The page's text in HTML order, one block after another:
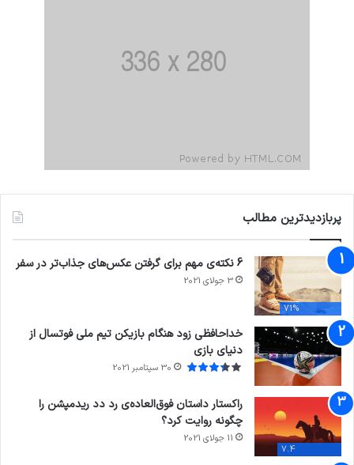
پربازدیدترین مطالب
71%
6 نکته‌ی مهم برای گرفتن عکس‌های جذاب‌تر در سفر
3 جولای 2021
خداحافظی زود هنگام بازیکن تیم ملی فوتسال از
دنیای بازی
30 سپتامبر 2021
7.4
راکستار داستان فوق‌العاده‌ی رد دد ریدمپشن را
چگونه روایت کرد؟
11 جولای 2021